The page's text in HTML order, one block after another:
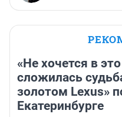
«Не хочется в
сложилась
золотом Lexus»
Екатеринбурге